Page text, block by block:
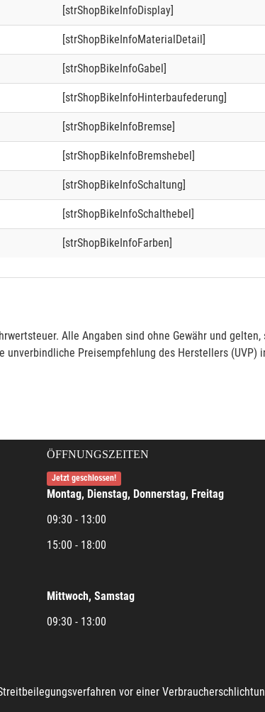
[strShopBikeInfoDisplay]
[strShopBikeInfoMaterialDetail]
[strShopBikeInfoGabel]
[strShopBikeInfoHinterbaufederung]
[strShopBikeInfoBremse]
[strShopBikeInfoBremshebel]
[strShopBikeInfoSchaltung]
[strShopBikeInfoSchalthebel]
[strShopBikeInfoFarben]
Alle Angaben sind ohne Gewähr und
Preisempfehlung des Herstellers (UVP)
ÖFFNUNGSZEITEN
Jetzt geschlossen!
Montag, Dienstag, Donnerstag, Freitag
09:30 - 13:00
15:00 - 18:00
Mittwoch, Samstag
09:30 - 13:00
vor einer